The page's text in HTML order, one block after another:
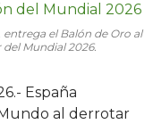
el Balón de Oro al
Mundial 2026.
España
al derrotar